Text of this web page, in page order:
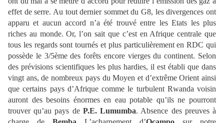
effet de serre. Au tout dernier sommet du G8, les divergences ont
apparu et aucun accord n’a été trouvé entre les Etats les plus
riches au monde. Or, l’on sait que c’est en Afrique centrale que
tous les regards sont tournés et plus particulièrement en RDC qui
possède le 3/5ème des forêts encore vierges du continent. Selon
des prévisions scientifiques les plus hardies, il est établi que dans
vingt ans, de nombreux pays du Moyen et d’extrême Orient ainsi
que certains pays d’Afrique comme le turbulent Rwanda voisin
auront des besoins énormes en eau potable qu’ils ne pourront
trouver qu’au pays de P.E. Lumumba. Absence des preuves à